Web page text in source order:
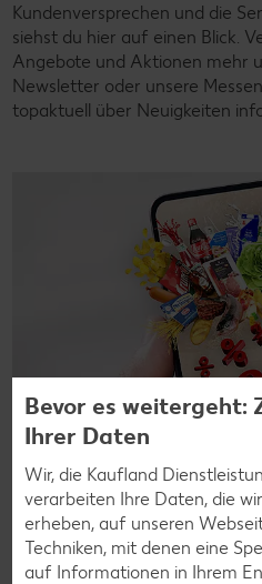
Kundenversprechen und die
siehst du hier auf einen Blick.
Angebote und Aktionen mehr
Newsletter oder unsere
topaktuell über Neuigkeiten
Newsletter-Anmeldung
Abonnenten profitieren von
Angeboten zum Donnerstag,
Wochenstart sowie Aktionen
Bevor es weitergeht:
Ihrer Daten
Wir, die Kaufland
verarbeiten Ihre Daten, die
erheben, auf unseren
Techniken, mit denen eine
auf Informationen in Ihrem